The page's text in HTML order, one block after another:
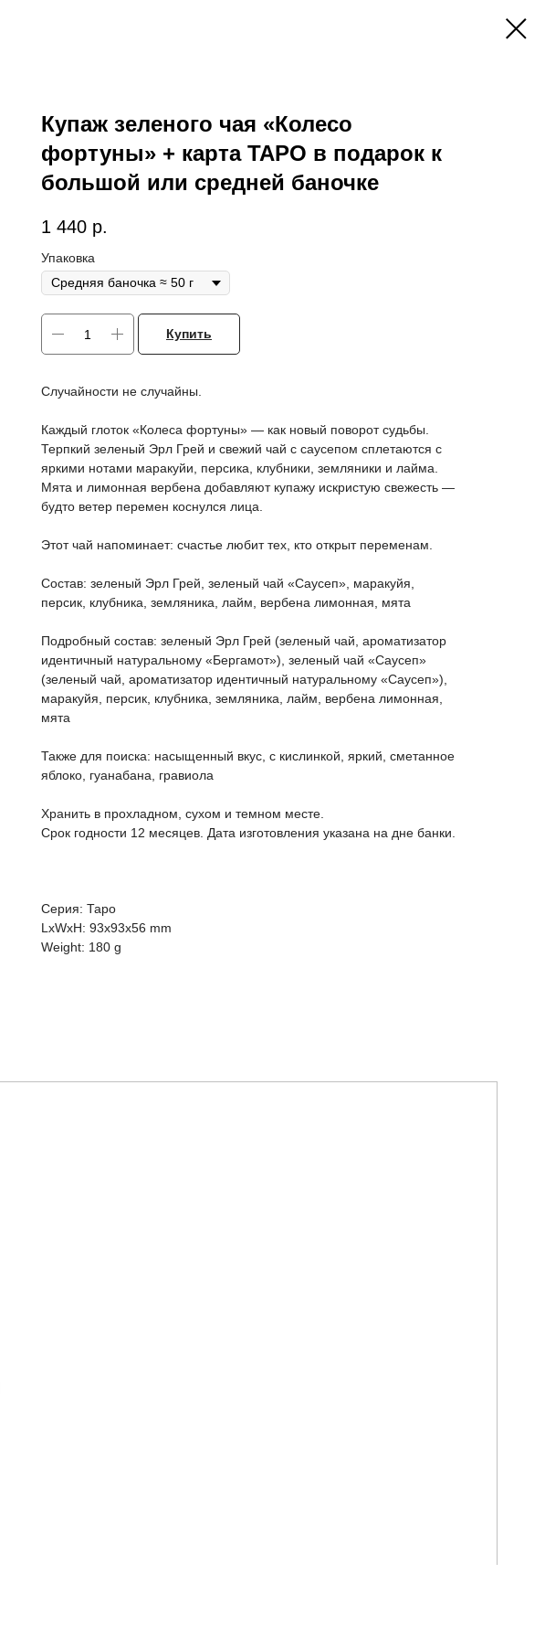
Купаж зеленого чая «Колесо
фортуны» + карта ТАРО в подарок к
большой или средней баночке
1 440 р.
Упаковка
Купить
Случайности не случайны.
Каждый глоток «Колеса фортуны» — как новый поворот судьбы.
Терпкий зеленый Эрл Грей и свежий чай с саусепом сплетаются с
яркими нотами маракуйи, персика, клубники, земляники и лайма.
Мята и лимонная вербена добавляют купажу искристую свежесть —
будто ветер перемен коснулся лица.
Этот чай напоминает: счастье любит тех, кто открыт переменам.
Состав: зеленый Эрл Грей, зеленый чай «Саусеп», маракуйя,
персик, клубника, земляника, лайм, вербена лимонная, мята
Подробный состав: зеленый Эрл Грей (зеленый чай, ароматизатор
идентичный натуральному «Бергамот»), зеленый чай «Саусеп»
(зеленый чай, ароматизатор идентичный натуральному «Саусеп»),
маракуйя, персик, клубника, земляника, лайм, вербена лимонная,
мята
Также для поиска: насыщенный вкус, с кислинкой, яркий, сметанное
яблоко, гуанабана, гравиола
Хранить в прохладном, сухом и темном месте.
Срок годности 12 месяцев. Дата изготовления указана на дне банки.
Серия: Таро
LxWxH: 93x93x56 mm
Weight: 180 g